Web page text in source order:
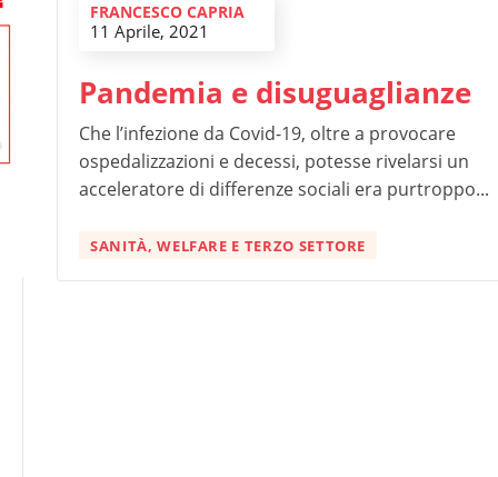
FRANCESCO CAPRIA
11 Aprile, 2021
Pandemia e disuguaglianze
Che l’infezione da Covid-19, oltre a provocare
ospedalizzazioni e decessi, potesse rivelarsi un
acceleratore di differenze sociali era purtroppo...
SANITÀ, WELFARE E TERZO SETTORE